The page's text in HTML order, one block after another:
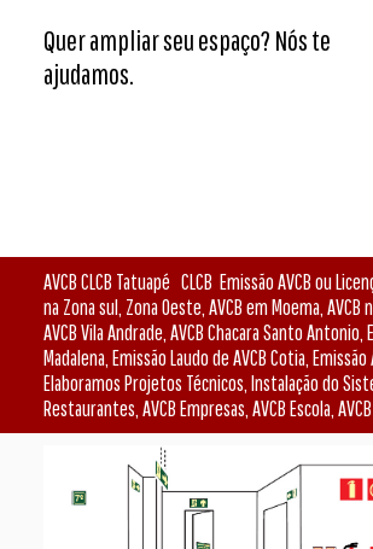
Quer ampliar seu espaço? Nós te
ajudamos.
AVCB CLCB Tatuapé CLCB Emissão AVCB ou
na Zona sul, Zona Oeste, AVCB em Moema,
AVCB Vila Andrade, AVCB Chacara Santo Antonio,
Madalena, Emissão Laudo de AVCB Cotia,
Elaboramos Projetos Técnicos, Instalação do
Restaurantes, AVCB Empresas, AVCB Escola,